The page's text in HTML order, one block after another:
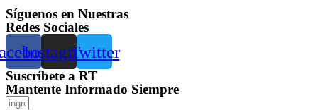
Síguenos en Nuestras
Redes Sociales
InstagramTwitter
Suscríbete a RT
Mantente Informado Siempre